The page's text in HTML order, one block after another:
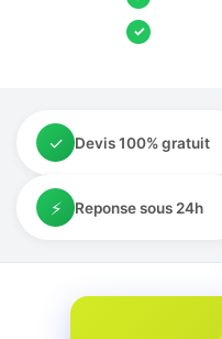
✓
✓ Devis 100% gratuit
⚡ Reponse sous 24h